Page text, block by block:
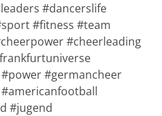
#dancerslife
#fitness #team
#cheerleading
#germancheer
#jugend